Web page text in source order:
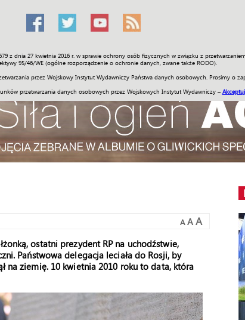
z dnia 27 kwietnia 2016 r. w sprawie ochrony osób fizycznych w związku z
95/46/WE (ogólne rozporządzenie o ochronie danych, zwane także RODO).
przez Wojskowy Instytut Wydawniczy Państwa danych osobowych. Prosimy o
przetwarzania danych osobowych przez Wojskowych Instytut Wydawniczy –
Sport Historia Galerie Wideo ENGLISH
A A A
ostatni prezydent RP na uchodźstwie,
Państwowa delegacja leciała do Rosji, by
na ziemię. 10 kwietnia 2010 roku to data, która